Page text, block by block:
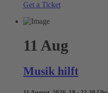
Get a Ticket
11 Aug
Musik hilft